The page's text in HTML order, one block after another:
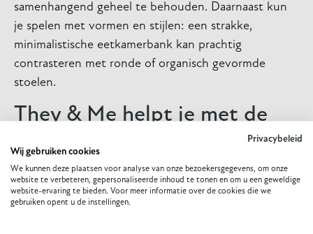
samenhangend geheel te behouden. Daarnaast kun
je spelen met vormen en stijlen: een strakke,
minimalistische eetkamerbank kan prachtig
contrasteren met ronde of organisch gevormde
stoelen.
They & Me helpt je met de
perfecte keus
Wil je jouw eetkamer helemaal naar wens inrichten?
Bij They & Me bieden we niet alleen een prachtig
Privacybeleid
Wij gebruiken cookies
We kunnen deze plaatsen voor analyse van onze bezoekersgegevens, om onze
website te verbeteren, gepersonaliseerde inhoud te tonen en om u een geweldige
website-ervaring te bieden. Voor meer informatie over de cookies die we
gebruiken opent u de instellingen.